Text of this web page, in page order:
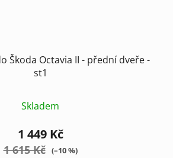
Škoda Octavia II - přední dveře -
st1
Skladem
1 449 Kč
1 615 Kč (–10 %)